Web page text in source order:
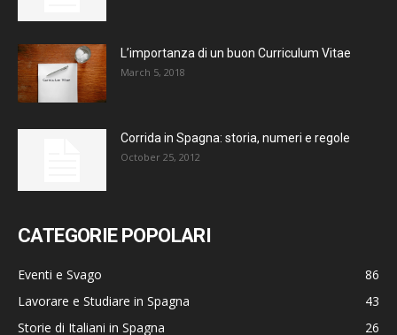
L’importanza di un buon Curriculum Vitae
March 5, 2018
Corrida in Spagna: storia, numeri e regole
October 25, 2012
CATEGORIE POPOLARI
Eventi e Svago
86
Lavorare e Studiare in Spagna
43
Storie di Italiani in Spagna
26